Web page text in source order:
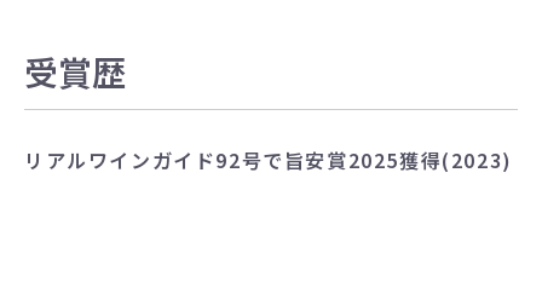
受賞歴
リアルワインガイド92号で旨安賞2025獲得(2023)